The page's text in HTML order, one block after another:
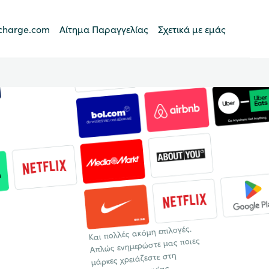
Αίτημα Παραγγελίας Σχετικά με εμάς
Και πολλές ακόμη επιλογές.
Απλώς ενημερώστε μας ποιες
μάρκες χρειάζεστε στη